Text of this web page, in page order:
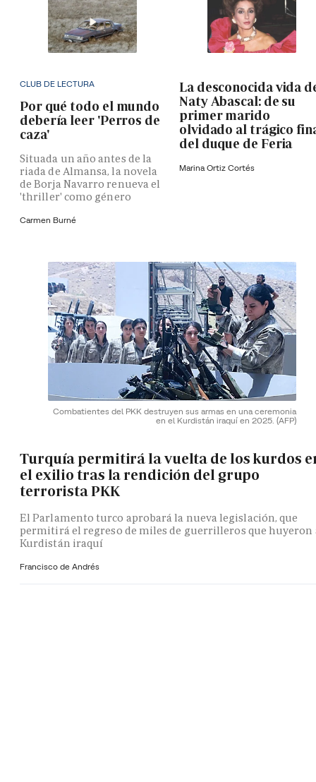
CLUB DE LECTURA
Por qué todo el mundo
debería leer 'Perros de
caza'
Situada un año antes de la
riada de Almansa, la novela
de Borja Navarro renueva el
'thriller' como género
Carmen Burné
La desconocida vida
Naty Abascal: de su
primer marido
olvidado al trágico
del duque de Feria
Marina Ortiz Cortés
Combatientes del PKK destruyen sus armas en una ceremonia
en el Kurdistán iraquí en 2025. (AFP)
Turquía permitirá la vuelta de los kurdos
el exilio tras la rendición del grupo
terrorista PKK
El Parlamento turco aprobará la nueva legislación, que
permitirá el regreso de miles de guerrilleros que huyeron
Kurdistán iraquí
Francisco de Andrés